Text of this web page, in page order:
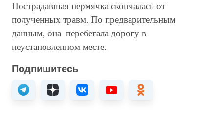
Пострадавшая пермячка скончалась от
полученных травм. По предварительным
данным, она перебегала дорогу в
неустановленном месте.
Подпишитесь